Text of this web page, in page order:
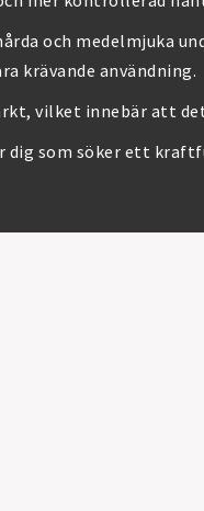
och medelmjuka
krävande användning.
vilket innebär att
dig som söker ett